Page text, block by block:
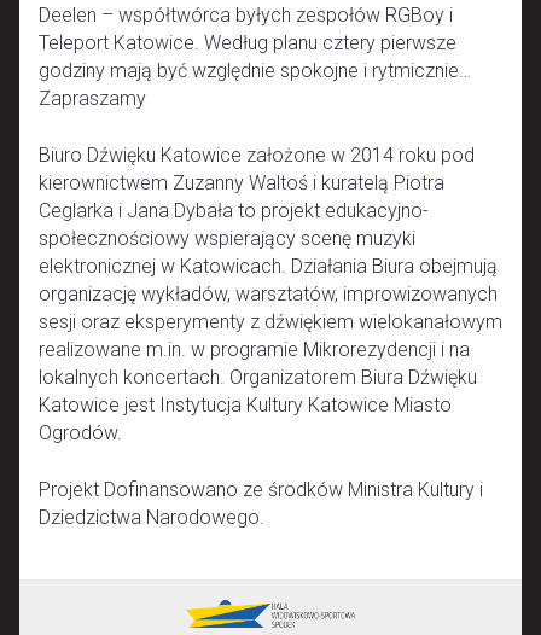
Deelen – współtwórca byłych zespołów RGBoy i
Teleport Katowice. Według planu cztery pierwsze
godziny mają być względnie spokojne i rytmicznie…
Zapraszamy
Biuro Dźwięku Katowice założone w 2014 roku pod
kierownictwem Zuzanny Waltoś i kuratelą Piotra
Ceglarka i Jana Dybała to projekt edukacyjno-
społecznościowy wspierający scenę muzyki
elektronicznej w Katowicach. Działania Biura obejmują
organizację wykładów, warsztatów, improwizowanych
sesji oraz eksperymenty z dźwiękiem wielokanałowym
realizowane m.in. w programie Mikrorezydencji i na
lokalnych koncertach. Organizatorem Biura Dźwięku
Katowice jest Instytucja Kultury Katowice Miasto
Ogrodów.
Projekt Dofinansowano ze środków Ministra Kultury i
Dziedzictwa Narodowego.